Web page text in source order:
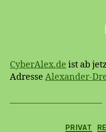
CyberAlex.de ist ab
Adresse Alexander-
PRIVAT